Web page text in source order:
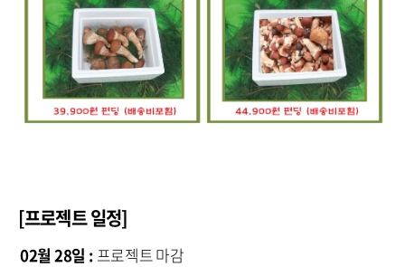
[프로젝트 일정]
02월 28일 : 프로젝트 마감